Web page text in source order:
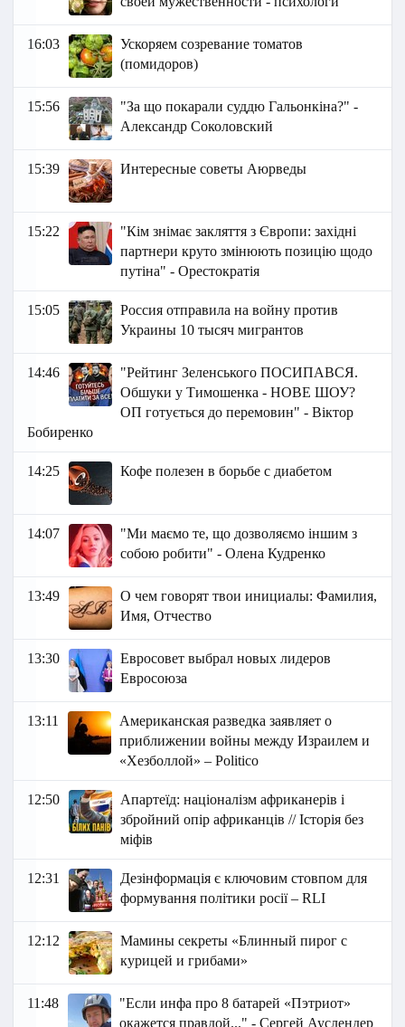
16:03
Ускоряем созревание томатов
(помидоров)
15:56
"За що покарали суддю Гальонкіна?" -
Александр Соколовский
15:39 Интересные советы Аюрведы
15:22
"Кім знімає закляття з Європи: західні
партнери круто змінюють позицію щодо
путіна" - Орестократія
15:05
Россия отправила на войну против
Украины 10 тысяч мигрантов
14:46
"Рейтинг Зеленського ПОСИПАВСЯ.
Обшуки у Тимошенка - НОВЕ ШОУ?
ОП готується до перемовин" - Віктор
Бобиренко
14:25 Кофе полезен в борьбе с диабетом
14:07
"Ми маємо те, що дозволяємо іншим з
собою робити" - Олена Кудренко
13:49
О чем говорят твои инициалы: Фамилия,
Имя, Отчество
13:30
Евросовет выбрал новых лидеров
Евросоюза
13:11
Американская разведка заявляет о
приближении войны между Израилем и
«Хезболлой» – Politico
12:50
Апартеїд: націоналізм африканерів і
збройний опір африканців // Історія без
міфів
12:31
Дезінформація є ключовим стовпом для
формування політики росії – RLI
12:12
Мамины секреты «Блинный пирог с
курицей и грибами»
11:48
"Если инфа про 8 батарей «Пэтриот»
окажется правдой..." - Сергей Ауслендер